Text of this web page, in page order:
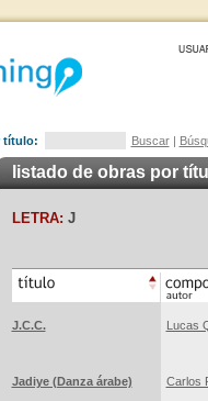
título: Buscar|
listado de obras por
LETRA: J
J.C.C. Lucas
Jadiye (Danza árabe) Carlos